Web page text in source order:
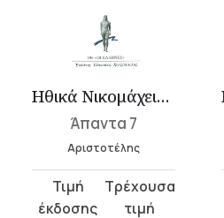
Ηθικά Νικομάχεια 1 (Α-Δ)
Άπαντα 7
Αριστοτέλης
Original
price
τρέχουσα